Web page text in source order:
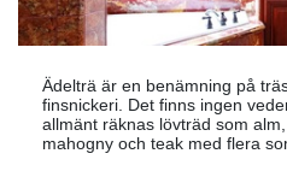
Ädelträ är en benämning på
finsnickeri. Det finns ingen
allmänt räknas lövträd som
mahogny och teak med flera